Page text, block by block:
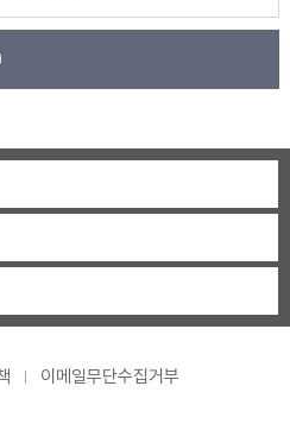
이메일무단수집거부